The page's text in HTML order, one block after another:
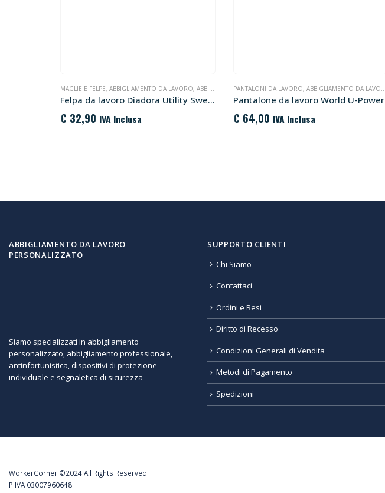
MAGLIE E FELPE, ABBIGLIAMENTO DA LAVORO, ABBIGLIAMENTO PERSONALIZZATO
Felpa da lavoro Diadora Utility Sweatshirt HZ Litework
€ 32,90 IVA Inclusa
PANTALONI DA LAVORO, ABBIGLIAMENTO DA LAVORO
Pantalone da lavoro World U-Power
€ 64,00 IVA Inclusa
ABBIGLIAMENTO DA LAVORO
PERSONALIZZATO
Siamo specializzati in abbigliamento
personalizzato, abbigliamento professionale,
antinfortunistica, dispositivi di protezione
individuale e segnaletica di sicurezza
SUPPORTO CLIENTI
Chi Siamo
Contattaci
Ordini e Resi
Diritto di Recesso
Condizioni Generali di Vendita
Metodi di Pagamento
Spedizioni
WorkerCorner ©2024 All Rights Reserved
P.IVA 03007960648